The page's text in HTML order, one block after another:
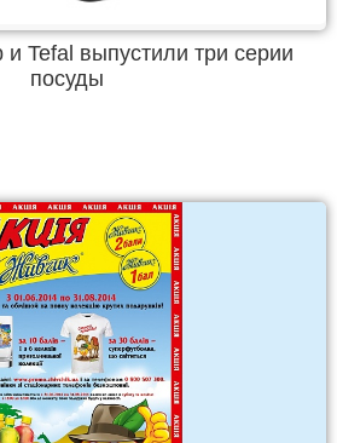
Tefal выпустили три серии
посуды